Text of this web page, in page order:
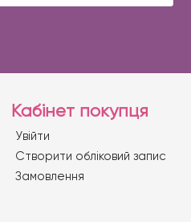
Кабінет покупця
Увійти
Створити обліковий запис
Замовлення